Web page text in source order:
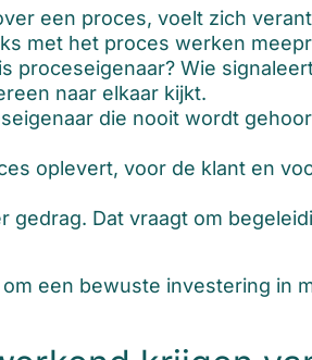
een proces, voelt zich
met het proces werken
proceseigenaar? Wie
naar elkaar kijkt.
die nooit wordt
oplevert, voor de klant en
gedrag. Dat vraagt om
een bewuste investering in